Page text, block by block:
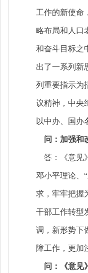
工作的新使命
略布局和人口
和奋斗目标之
出了一系列新
列重要指示为
议精神，中央
以中办、国办
问：加强和
答：《意见
邓小平理论、
求，牢牢把握
干部工作转型
调，新形势下
障工作，更加
问：《意见